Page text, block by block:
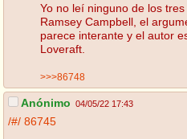
Yo no leí ninguno de los
Ramsey Campbell, el
parece interante y el autor
Loveraft.
>>>86748
Anónimo 04/05/22 17:43
/#/ 86745